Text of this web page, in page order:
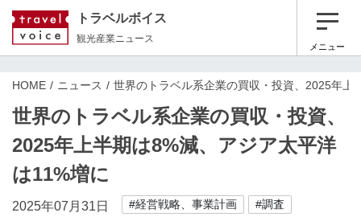
トラベルボイス
観光産業ニュース
メニュー
HOME ニュース 世界のトラベル系企業の買収・投資、2025年上
世界のトラベル系企業の買収・投資、
2025年上半期は8%減、アジア太平洋
は11%増に
2025年07月31日 #経営戦略、事業計画 #調査